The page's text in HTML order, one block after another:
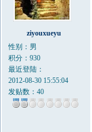
ziyouxueyu
性别：男
积分：930
最近登陆：
2012-08-30 15:55:04
发贴数：40